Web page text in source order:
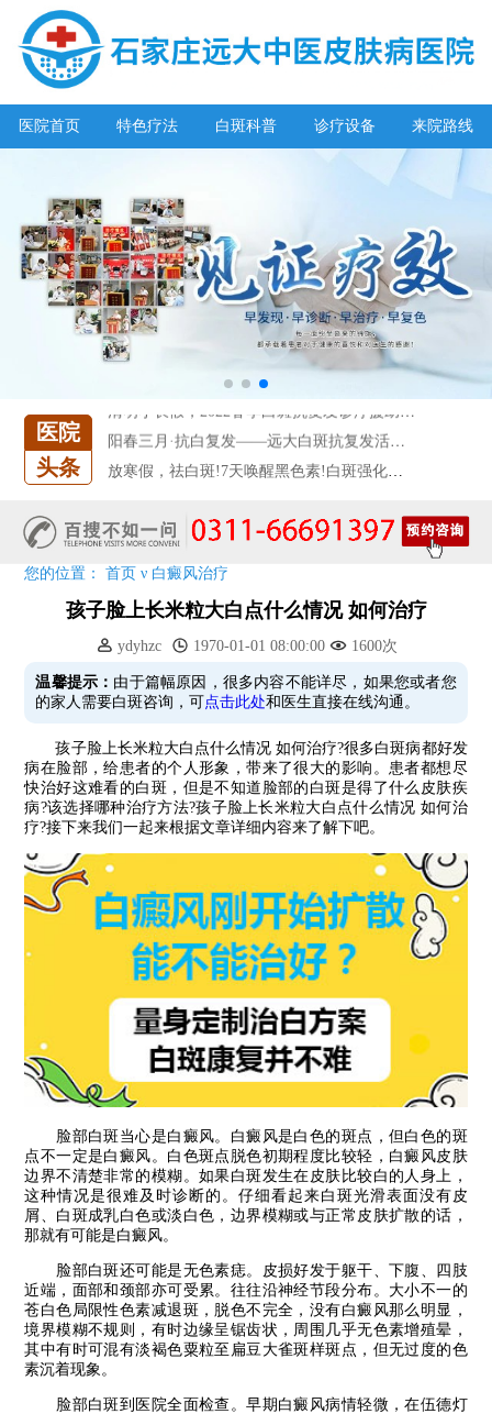
医院首页 特色疗法 白斑科普 诊疗设备 来院路线
医院
头条
放寒假，祛白斑!7天唤醒黑色素!白斑强化诊疗进行中!
预约从速!远大白转黑分享活动即将开幕!特邀北京专家来院坐诊!
恭贺伍德镜检查系统成功落户!暑期超强福利点击领取!
【世界白癜风日】白斑0元普查，更有多重福利千万别错过!
欢乐六一 “粽”享端午——彩绘童画世界 留住美丽瞬间
五一关爱全民皮肤健康，到院领取价值2240元白斑诊疗金!
清明小长假，2022春季白斑抗复发诊疗援助活动开启!
特邀原清华大学第一附属医院皮肤科主任28-29日来院会诊
预约从速!远大白转黑分享活动即将开幕!特邀北京专家来院坐诊!
您的位置：首页 ν 白癜风治疗
孩子脸上长米粒大白点什么情况 如何治疗
ydyhzc 1970-01-01 08:00:00 1600次
温馨提示： 由于篇幅原因，很多内容不能详尽，如果您或者您
的家人需要白斑咨询，可点击此处和医生直接在线沟通。
孩子脸上长米粒大白点什么情况 如何治疗?很多白斑病都好发
病在脸部，给患者的个人形象，带来了很大的影响。患者都想尽
快治好这难看的白斑，但是不知道脸部的白斑是得了什么皮肤疾
病?该选择哪种治疗方法?孩子脸上长米粒大白点什么情况 如何治
疗?接下来我们一起来根据文章详细内容来了解下吧。
脸部白斑当心是白癜风。白癜风是白色的斑点，但白色的斑
点不一定是白癜风。白色斑点脱色初期程度比较轻，白癜风皮肤
边界不清楚非常的模糊。如果白斑发生在皮肤比较白的人身上，
这种情况是很难及时诊断的。仔细看起来白斑光滑表面没有皮
屑、白斑成乳白色或淡白色，边界模糊或与正常皮肤扩散的话，
那就有可能是白癜风。
脸部白斑还可能是无色素痣。皮损好发于躯干、下腹、四肢
近端，面部和颈部亦可受累。往往沿神经节段分布。大小不一的
苍白色局限性色素减退斑，脱色不完全，没有白癜风那么明显，
境界模糊不规则，有时边缘呈锯齿状，周围几乎无色素增殖晕，
其中有时可混有淡褐色粟粒至扁豆大雀斑样斑点，但无过度的色
素沉着现象。
脸部白斑到医院全面检查。早期白癜风病情轻微，在伍德灯